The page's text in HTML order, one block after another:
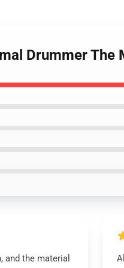
Drummer The
the material